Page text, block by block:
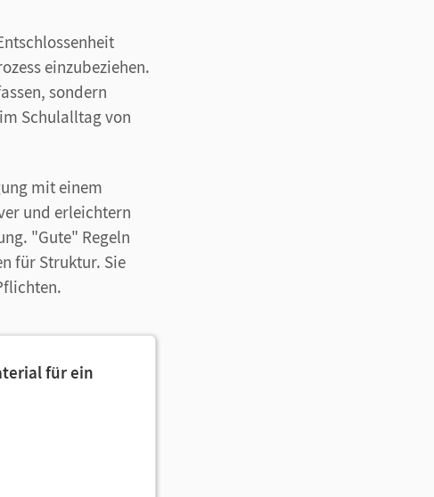
einzubeziehen.
sondern
Schulalltag von
mit einem
und erleichtern
"Gute" Regeln
für Struktur. Sie
für ein